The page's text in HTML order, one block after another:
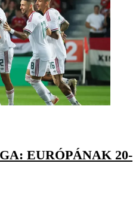
EURÓPÁNAK 20-